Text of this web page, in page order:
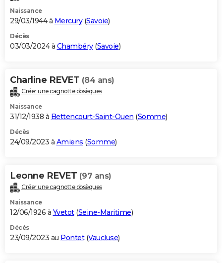
Naissance
29/03/1944 à Mercury(Savoie)
Décès
03/03/2024 à Chambéry(Savoie)
Charline REVET (84 ans)
Créer une cagnotte obsèques
Naissance
31/12/1938 à Bettencourt-Saint-Ouen (Somme)
Décès
24/09/2023 à Amiens (Somme)
Leonne REVET (97 ans)
Créer une cagnotte obsèques
Naissance
12/06/1926 à Yvetot(Seine-Maritime)
Décès
23/09/2023 au Pontet(Vaucluse)